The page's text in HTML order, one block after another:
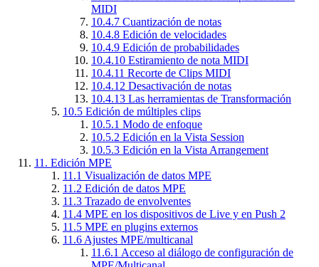
MIDI
10.4.7 Cuantización de notas
10.4.8 Edición de velocidades
10.4.9 Edición de probabilidades
10.4.10 Estiramiento de nota MIDI
10.4.11 Recorte de Clips MIDI
10.4.12 Desactivación de notas
10.4.13 Las herramientas de Transformación
10.5 Edición de múltiples clips
10.5.1 Modo de enfoque
10.5.2 Edición en la Vista Session
10.5.3 Edición en la Vista Arrangement
11. Edición MPE
11.1 Visualización de datos MPE
11.2 Edición de datos MPE
11.3 Trazado de envolventes
11.4 MPE en los dispositivos de Live y en Push 2
11.5 MPE en plugins externos
11.6 Ajustes MPE/multicanal
11.6.1 Acceso al diálogo de configuración de